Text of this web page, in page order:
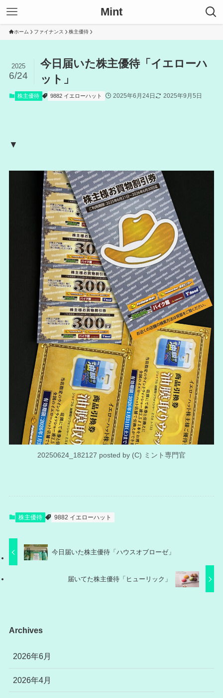
Mint
ホーム ファイナンス 株主優待
今日届いた株主優待「イエローハ
ット」
2025
6/24
株主優待 9882 イエローハット 2025年6月24日 2025年9月5日
▼
20250624_182127 posted by (C) ミント専門官
株主優待 9882 イエローハット
今日届いた株主優待「ハウスオブローゼ」
届いてた株主優待「ヒューリック」
Archives
2026年6月
2026年4月